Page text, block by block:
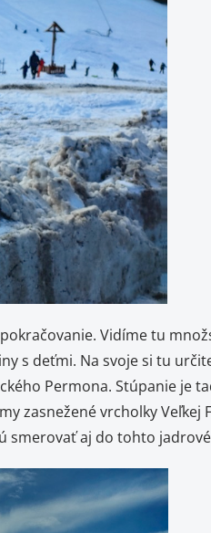
Vidíme tu
s deťmi. Na svoje si tu
Permona. Stúpanie je
zasnežené vrcholky Veľkej
smerovať aj do tohto